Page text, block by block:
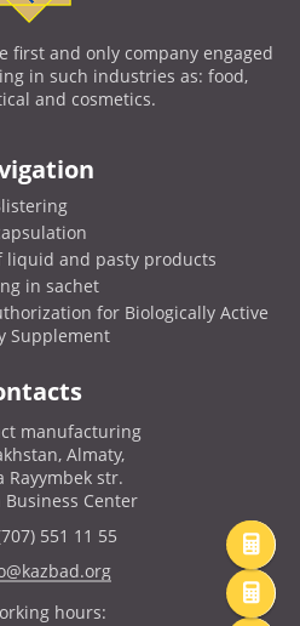
first and only company engaged
in such industries as: food,
and cosmetics.
liquid and pasty products
in sachet
for Biologically Active
Supplement
manufacturing
Almaty,
Rayymbek str.
Business Center
551 11 55
hours: